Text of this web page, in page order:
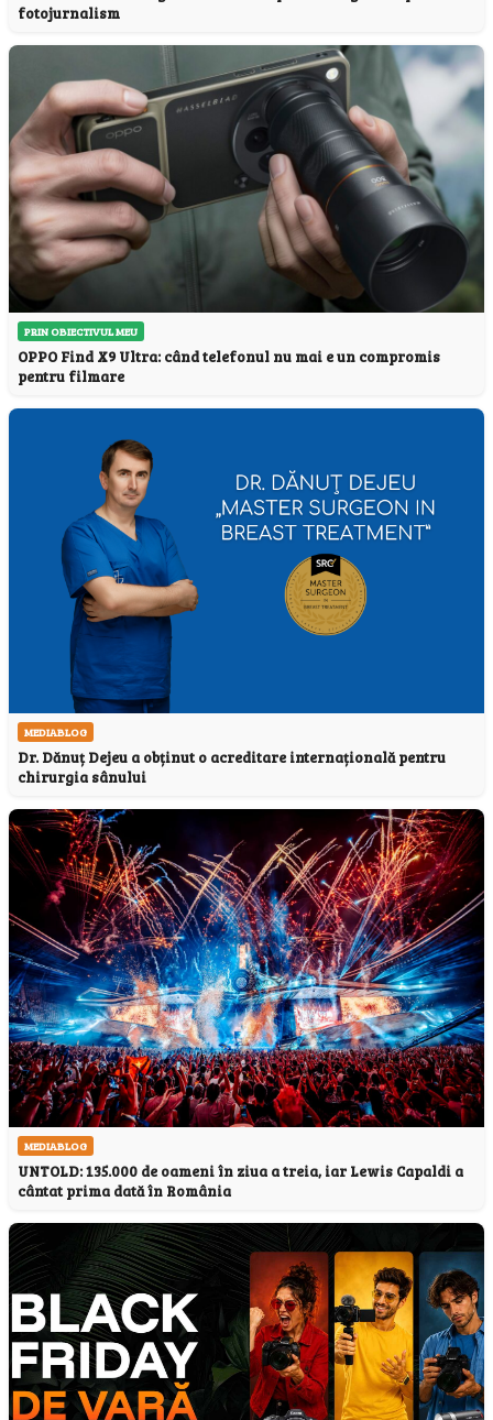
fotojurnalism
PRIN OBIECTIVUL MEU
OPPO Find X9 Ultra: când telefonul nu mai e un compromis
pentru filmare
MEDIABLOG
Dr. Dănuț Dejeu a obținut o acreditare internațională pentru
chirurgia sânului
MEDIABLOG
UNTOLD: 135.000 de oameni în ziua a treia, iar Lewis Capaldi a
cântat prima dată în România